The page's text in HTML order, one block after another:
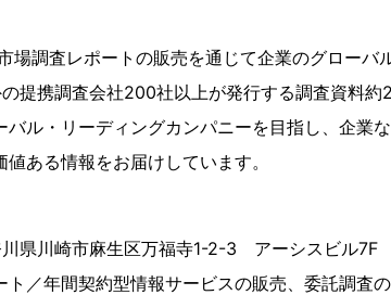
場調査レポートの販売を通じて企業のグローバ
提携調査会社200社以上が発行する調査資料
バル・リーディングカンパニーを目指し、企業
ある情報をお届けしています。
県川崎市麻生区万福寺1-2-3 アーシスビル7F
／年間契約型情報サービスの販売、委託調査